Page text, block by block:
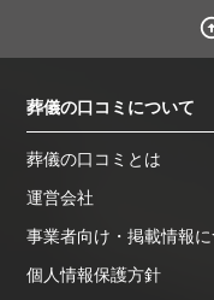
葬儀の口コミについて
葬儀の口コミとは
運営会社
事業者向け・掲載情報
個人情報保護方針